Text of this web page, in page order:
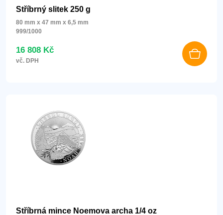
Stříbrný slitek 250 g
80 mm x 47 mm x 6,5 mm
999/1000
16 808 Kč
vč. DPH
Stříbrná mince Noemova archa 1/4 oz